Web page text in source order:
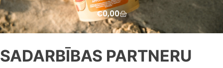
€0,00
SADARBĪBAS PARTNERU